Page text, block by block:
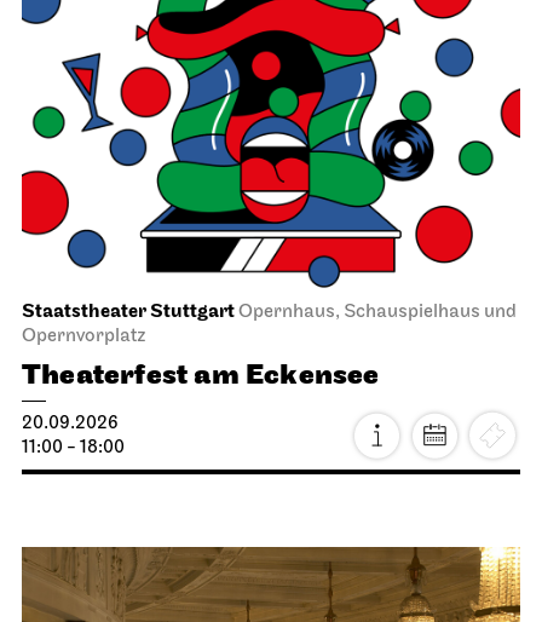
Staatstheater StuttgartOpernhaus, Schauspielhaus und
Opernvorplatz
Theaterfest am Eckensee
20.09.2026
11:00 - 18:00